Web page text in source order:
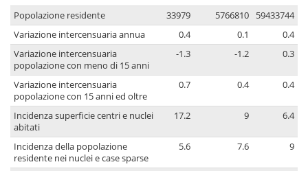
Popolazione residente 33979 5766810
59433744
Variazione intercensuaria annua
0.4 0.1
0.4
Variazione intercensuaria
popolazione con meno di 15 anni
-1.3 -1.2 0.3
Variazione intercensuaria
popolazione con 15 anni ed oltre
0.7 0.4 0.4
Incidenza superficie centri e nuclei
abitati
17.2 9 6.4
Incidenza della popolazione
residente nei nuclei e case sparse
5.6 7.6 9